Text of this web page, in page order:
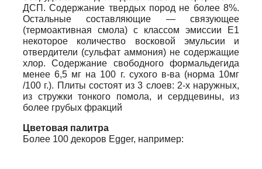
ДСП. Содержание твердых пород не более 8%.
Остальные составляющие — связующее
(термоактивная смола) с классом эмиссии Е1
некоторое количество восковой эмульсии и
отвердители (сульфат аммония) не содержащие
хлор. Содержание свободного формальдегида
менее 6,5 мг на 100 г. сухого в-ва (нopма 10мг
/100 г.). Плиты состоят из 3 слоев: 2-х наружных,
из стружки тонкого помола, и сердцевины, из
более грубых фракций
Цветовая палитра
Более 100 декоров Egger, например: